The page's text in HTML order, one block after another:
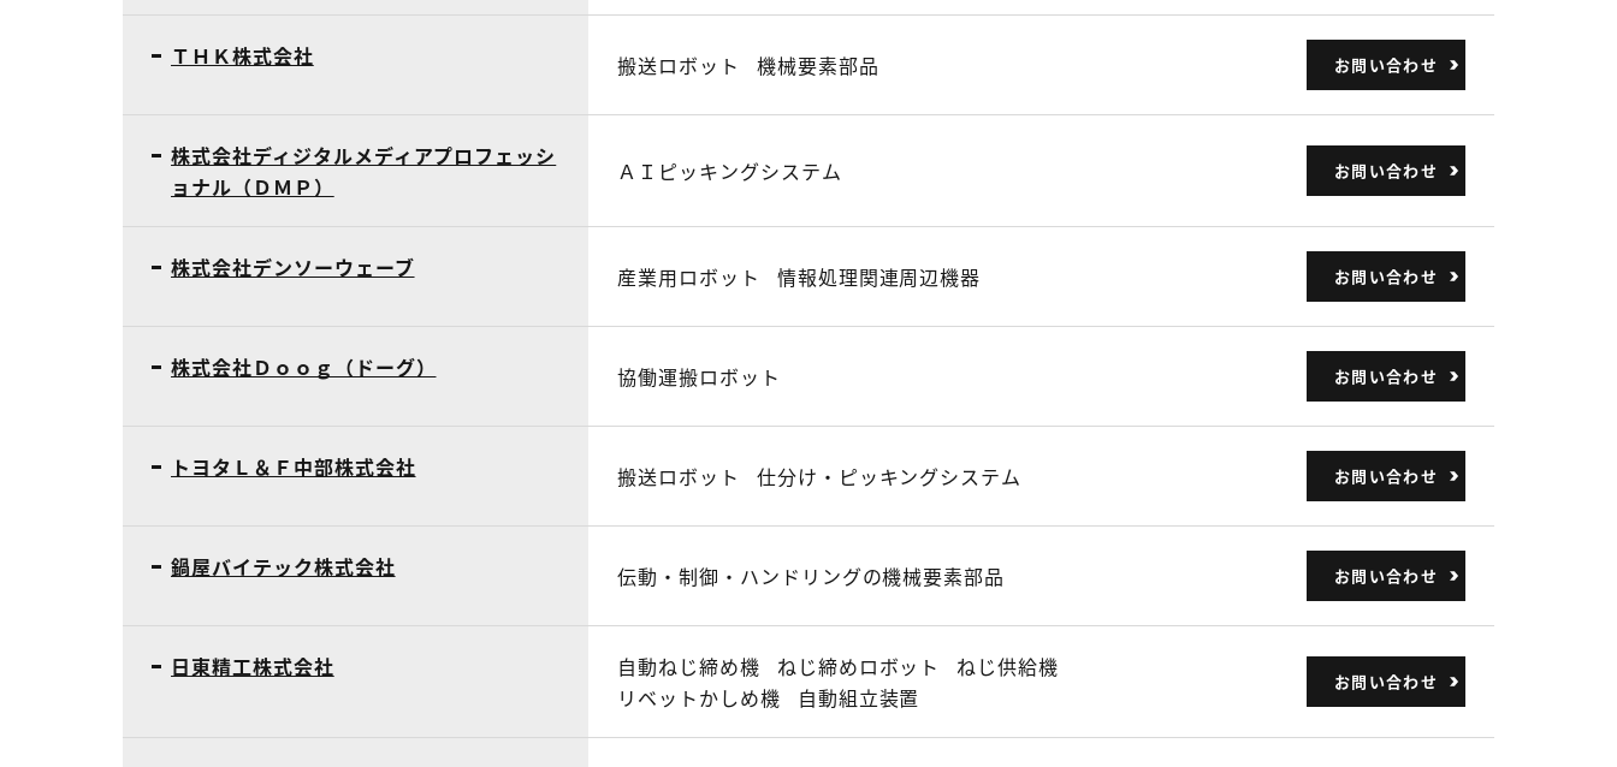
ＴＨＫ株式会社 搬送ロボット 機械要素部品 お問い合わせ
株式会社ディジタルメディアプロフェッシ
ョナル（ＤＭＰ）
ＡＩピッキングシステム お問い合わせ
株式会社デンソーウェーブ 産業用ロボット 情報処理関連周辺機器 お問い合わせ
株式会社Ｄｏｏｇ（ドーグ） 協働運搬ロボット お問い合わせ
トヨタＬ＆Ｆ中部株式会社 搬送ロボット 仕分け・ピッキングシステム お問い合わせ
鍋屋バイテック株式会社 伝動・制御・ハンドリングの機械要素部品 お問い合わせ
日東精工株式会社 自動ねじ締め機 ねじ締めロボット
ねじ供給機
リベットかしめ機
自動組立装置
お問い合わせ